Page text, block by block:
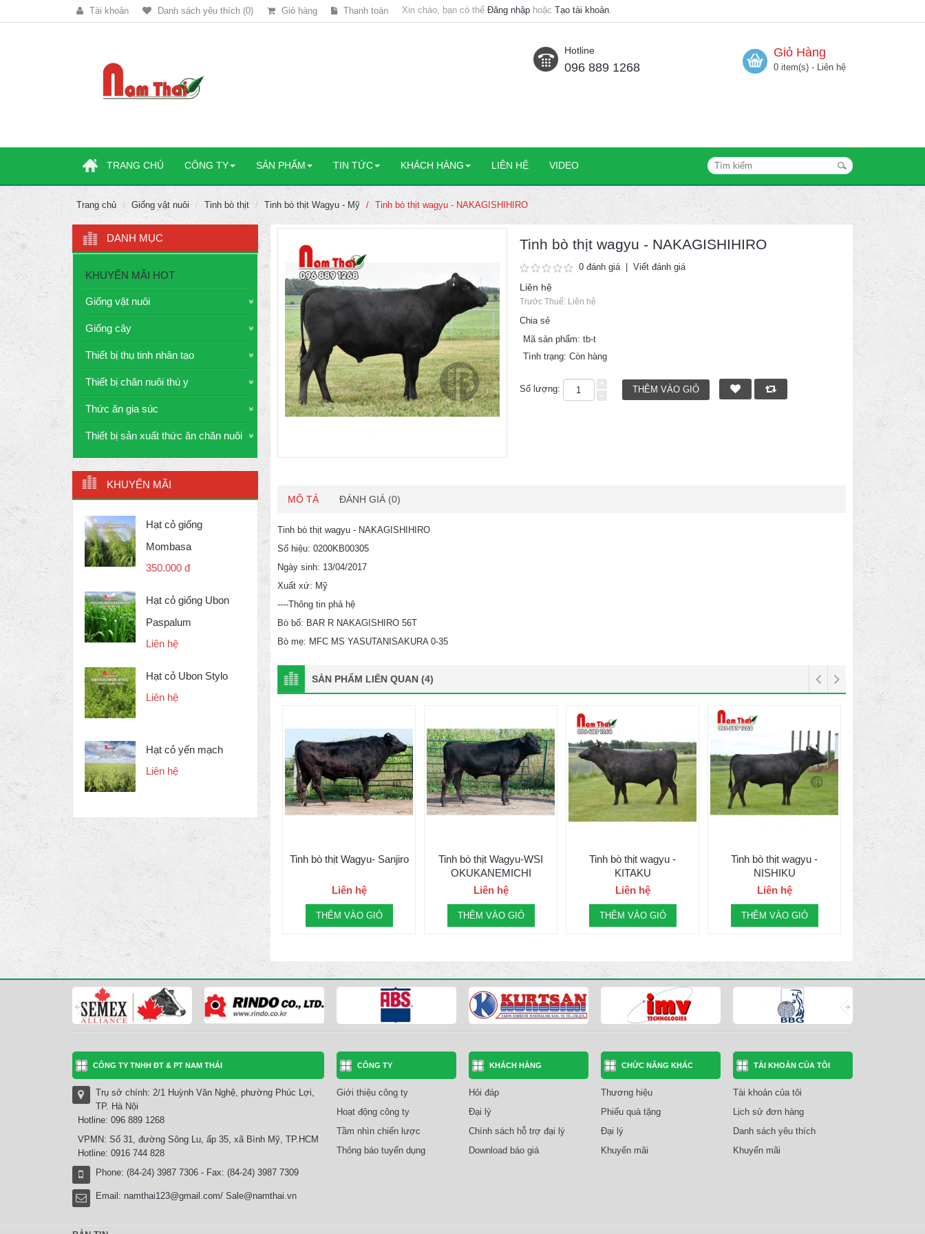
Tài khoản Danh sách yêu thích (0) Giỏ hàng Thanh toán Xin chào, bạn có thể Đăng nhập hoặc Tạo tài khoản.
Hotline
096 889 1268
Giỏ Hàng
0 item(s) - Liên hệ
TRANG CHỦ CÔNG TY SẢN PHẨM TIN TỨC KHÁCH HÀNG LIÊN HỆ VIDEO
Trang chủ Giống vật nuôi Tinh bò thịt Tinh bò thịt Wagyu - Mỹ Tinh bò thịt wagyu - NAKAGISHIHIRO
DANH MỤC
KHUYẾN MÃI HOT
Giống vật nuôi
Giống cây
Thiết bị thụ tinh nhân tạo
Thiết bị chăn nuôi thú y
Thức ăn gia súc
Thiết bị sản xuất thức ăn chăn nuôi
KHUYẾN MÃI
Hạt cỏ giống
Mombasa
350.000 đ
Hạt cỏ giống Ubon
Paspalum
Liên hệ
Hạt cỏ Ubon Stylo
Liên hệ
Hạt cỏ yến mạch
Liên hệ
Tinh bò thịt wagyu - NAKAGISHIHIRO
0 đánh giá| Viết đánh giá
Liên hệ
Trước Thuế: Liên hệ
Chia sẻ
Mã sản phẩm: tb-t
Tình trạng: Còn hàng
Số lượng:
MÔ TẢ ĐÁNH GIÁ (0)
Tinh bò thịt wagyu - NAKAGISHIHIRO
Số hiệu: 0200KB00305
Ngày sinh: 13/04/2017
Xuất xứ: Mỹ
----Thông tin phả hệ
Bò bố: BAR R NAKAGISHIRO 56T
Bò mẹ: MFC MS YASUTANISAKURA 0-35
SẢN PHẨM LIÊN QUAN (4)
Tinh bò thịt Wagyu- Sanjiro
Liên hệ
THÊM VÀO GIỎ
Tinh bò thịt Wagyu-WSI
OKUKANEMICHI
Liên hệ
THÊM VÀO GIỎ
Tinh bò thịt wagyu -
KITAKU
Liên hệ
THÊM VÀO GIỎ
Tinh bò thịt wagyu -
NISHIKU
Liên hệ
THÊM VÀO GIỎ
CÔNG TY TNHH ĐT & PT NAM THÁI
Trụ sở chính: 2/1 Huỳnh Văn Nghệ, phường Phúc Lợi,
TP. Hà Nội
Hotline: 096 889 1268
VPMN: Số 31, đường Sông Lu, ấp 35, xã Bình Mỹ, TP.HCM
Hotline: 0916 744 828
Phone: (84-24) 3987 7306 - Fax: (84-24) 3987 7309
Email: namthai123@gmail.com/ Sale@namthai.vn
CÔNG TY
Giới thiệu công ty
Hoạt động công ty
Tầm nhìn chiến lược
Thông báo tuyển dụng
KHÁCH HÀNG
Hỏi đáp
Đại lý
Chính sách hỗ trợ đại lý
Download báo giá
CHỨC NĂNG KHÁC
Thương hiệu
Phiếu quà tặng
Đại lý
Khuyến mãi
TÀI KHOẢN CỦA TÔI
Tài khoản của tôi
Lịch sử đơn hàng
Danh sách yêu thích
Khuyến mãi